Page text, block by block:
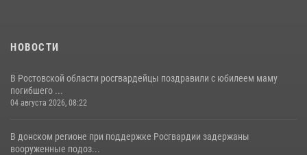
НОВОСТИ
В Ростовской области росгвардейцы поздравили с юбилеем маму
погибшего ...
04 августа 2026, 08:22
В донском регионе при поддержке Росгвардии задержаны
вооруженные подоз...